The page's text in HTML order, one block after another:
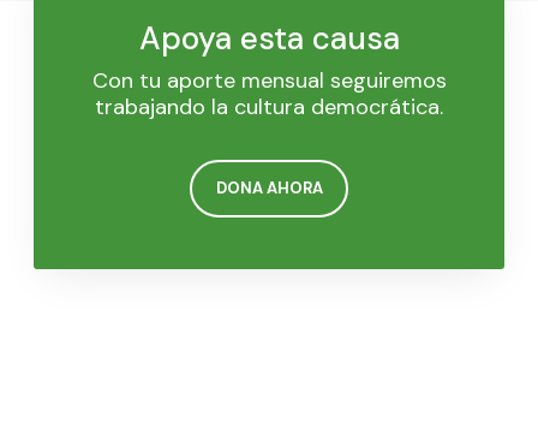
Apoya esta causa
Con tu aporte mensual seguiremos
trabajando la cultura democrática.
DONA AHORA